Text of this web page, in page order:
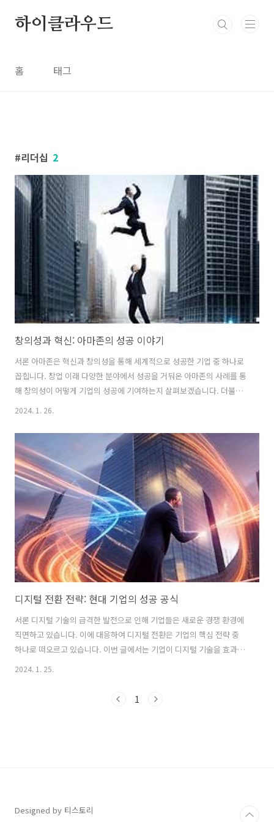
하이클라우드
홈 태그
리더십 2
창의성과 혁신: 아마존의 성공 이야기
서론 아마존은 혁신과 창의성을 통해 세계적으로 성공한 기업 중 하나로
꼽힙니다. 창업 이래 다양한 분야에서 성공을 거둬온 아마존의 사례를 통
해 창의성이 어떻게 기업의 성공에 기여하는지 살펴보겠습니다. 더불어,
아마존이 창의성을 향상하기 위해 어떤 전략을 사용했는지에 대해서도
조스는 항상 고객 중심의 사고를 강조했습니다. 고객이 원하는 것을 정확
히 파악하고 이를 제공하는 것이 아마존의 혁신의 출발점이었습니다. 제
프 베조스는 "고객은 우리의 주인이다. 그들이 우리 제품이나 서비스를
선택하지 않으면 우리는 존재할 이유가 없다"라는 이념을 고수하며 아마
존의 비즈니스 전략을 구축했습니다. 2. 실험과 실패를 허용하는 문화 아
마존은 실험과 실패..
2024. 1. 26.
디지털 전환 전략: 현대 기업의 성공 공식
서론 디지털 기술의 급격한 발전으로 인해 기업들은 새로운 경쟁 환경에
직면하고 있습니다. 이에 대응하여 디지털 전환은 기업의 핵심 전략 중
하나로 떠오르고 있습니다. 이번 글에서는 기업이 디지털 기술을 효과적
으로 채택하고 성공적으로 전환하기 위한 전략에 대해 살펴보겠습니다.
CEO인 Sundar Pichai의 리더십은 변화에 대한 탄력성과 혁신을 중시하
2024. 1. 25.
1
Designed by 티스토리